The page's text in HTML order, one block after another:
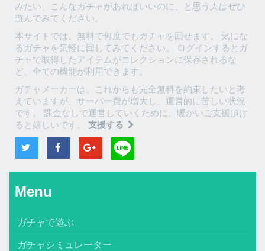
みたい、こんなガチャがあればいいのに、と思う人はぜひ
遊んでみてください。
本サイトでは、無料で何度でもガチャを回せます。 気にな
るガチャを気軽に回してみてください。 ログインするとガ
チャで取得したアイテムがコレクションに保存されるな
ど、全ての機能が利用できます。
ガチャメーカーは、これからも完全無料を約束したいと考
えていますが、サーバー費が増大し、運営的に苦しい状況
です。 課金なしで運営していくために、暖かいご支援頂け
ると嬉しいです。 支援する
Menu
ガチャで遊ぶ
ガチャシミュレーター